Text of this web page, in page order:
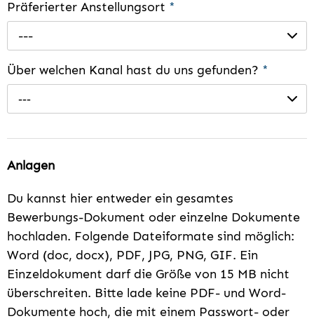
Präferierter Anstellungsort *
---
Über welchen Kanal hast du uns gefunden? *
---
Anlagen
Du kannst hier entweder ein gesamtes
Bewerbungs-Dokument oder einzelne Dokumente
hochladen. Folgende Dateiformate sind möglich:
Word (doc, docx), PDF, JPG, PNG, GIF. Ein
Einzeldokument darf die Größe von 15 MB nicht
überschreiten. Bitte lade keine PDF- und Word-
Dokumente hoch, die mit einem Passwort- oder